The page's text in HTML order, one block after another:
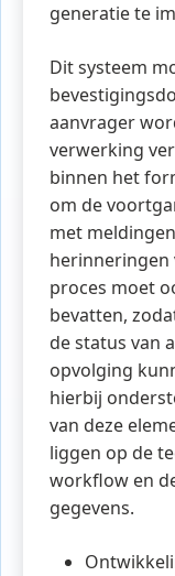
generatie te
Dit systeem
aanvrager
verwerking
binnen het
om de
met
herinneringen
proces moet
bevatten,
de status van
opvolging
hierbij
van deze
liggen op de
workflow en
gegevens.